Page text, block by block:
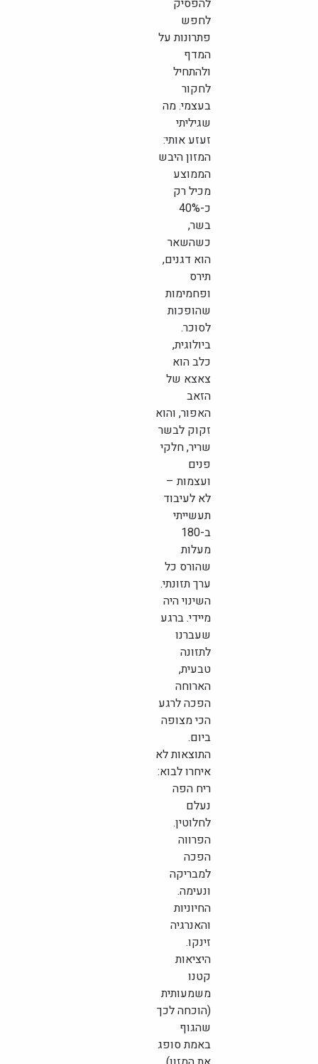
להפסיק
לחפש
פתרונות על
המדף
ולהתחיל
לחקור
בעצמי. מה
שגיליתי
זעזע אותי:
המזון היבש
הממוצע
מכיל רק
כ-40%
בשר,
כשהשאר
הוא דגנים,
תירס
ופחמימות
שהופכות
לסוכר.
ביולוגית,
כלב הוא
צאצא של
הזאב
האפור, והוא
זקוק לבשר
שריר, חלקי
פנים
ועצמות –
לא לעיבוד
תעשייתי
ב-180
מעלות
שהורס כל
ערך תזונתי.
השינוי היה
מיידי. ברגע
שעברנו
לתזונה
טבעית,
הארוחה
הפכה לרגע
הכי מצופה
ביום.
התוצאות לא
איחרו לבוא:
ריח הפה
נעלם
לחלוטין.
הפרווה
הפכה
למבריקה
ונעימה.
החיוניות
והאנרגיה
זינקו.
היציאות
קטנו
משמעותית
(הוכחה לכך
שהגוף
באמת סופג